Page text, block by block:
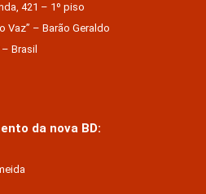
421 – 1º piso
Vaz” – Barão Geraldo
Brasil
da nova BD: